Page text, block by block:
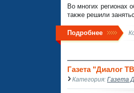
Во многих регионах
также решили
Подробнее
Газета "Диалог
Категория: Газета